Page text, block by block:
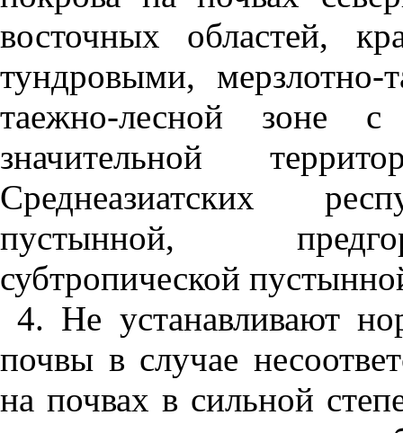
восточных областей,
тундровыми,
таежно-лесной зоне
значительной
Среднеазиатских
пустынной,
субтропической
4. Не устанавливают
почвы в случае
на почвах в сильной